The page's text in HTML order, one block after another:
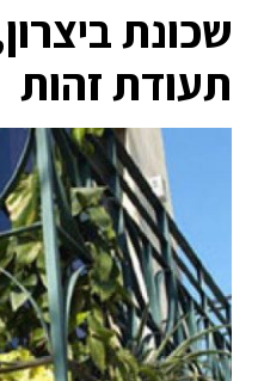
שכונת
תעודת זהות